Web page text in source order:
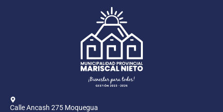
Calle Ancash 275 Moquegua